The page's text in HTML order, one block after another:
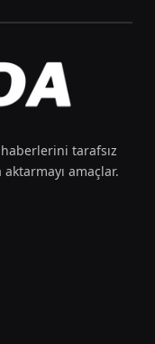
tarafsız
amaçlar.